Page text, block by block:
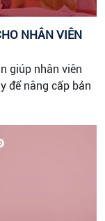
NHÂN VIÊN
giúp nhân viên
để nâng cấp bản